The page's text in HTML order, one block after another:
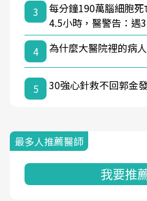
3
每分鐘190萬腦細胞
4.5小時，醫警告：遇
4
為什麼大醫院裡的病
5 30強心針救不回郭金
最多人推薦醫師
我要推